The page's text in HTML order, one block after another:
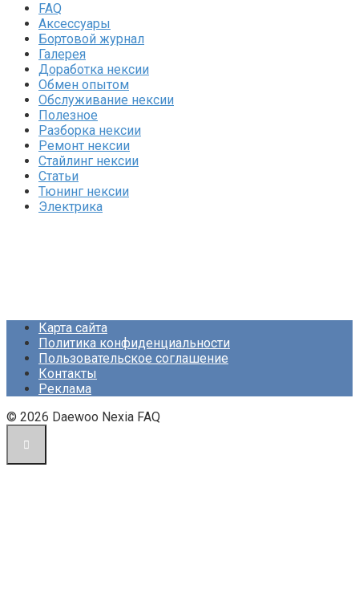
FAQ
Аксессуары
Бортовой журнал
Галерея
Доработка нексии
Обмен опытом
Обслуживание нексии
Полезное
Разборка нексии
Ремонт нексии
Стайлинг нексии
Статьи
Тюнинг нексии
Электрика
Карта сайта
Политика конфиденциальности
Пользовательское соглашение
Контакты
Реклама
© 2026 Daewoo Nexia FAQ